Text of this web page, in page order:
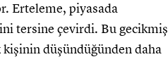
Erteleme, piyasada
tersine çevirdi. Bu gecikmiş
kişinin düşündüğünden daha